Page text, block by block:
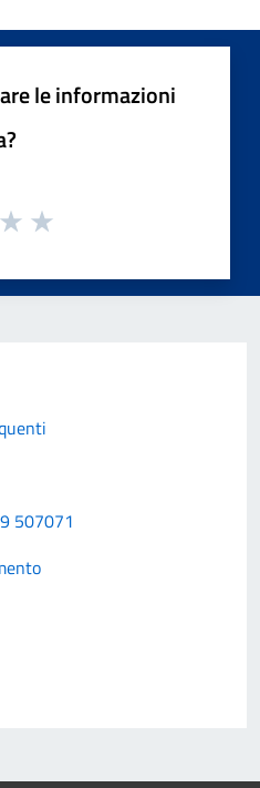
le informazioni
507071